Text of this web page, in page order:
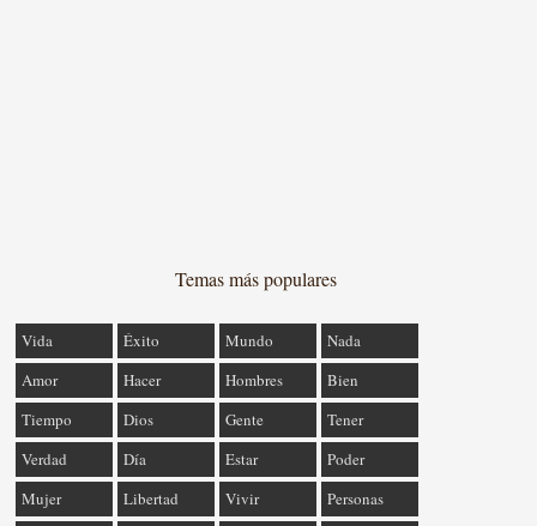
Temas más populares
Vida Éxito Mundo
Nada
Amor
Hacer Hombres
Bien
Tiempo
Dios Gente
Tener
Verdad
Día Estar
Poder
Mujer
Libertad Vivir Personas